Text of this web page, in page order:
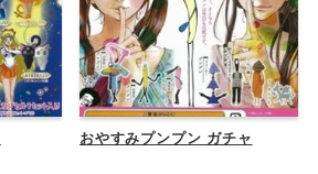
おやすみプンプン ガチャ